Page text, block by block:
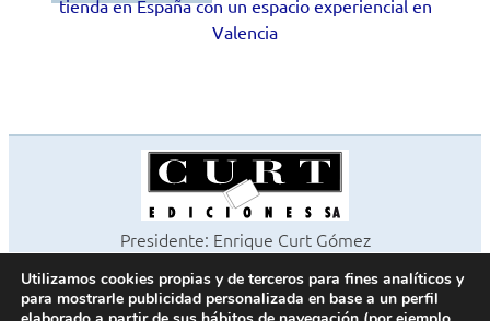
tienda en España con un espacio experiencial en
Valencia
Presidente: Enrique Curt Gómez
©2026 Revista Cocinas y Baños
Utilizamos cookies propias y de terceros para fines analíticos y
para mostrarle publicidad personalizada en base a un perfil